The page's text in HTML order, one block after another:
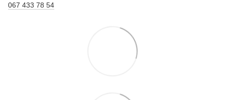
067 433 78 54